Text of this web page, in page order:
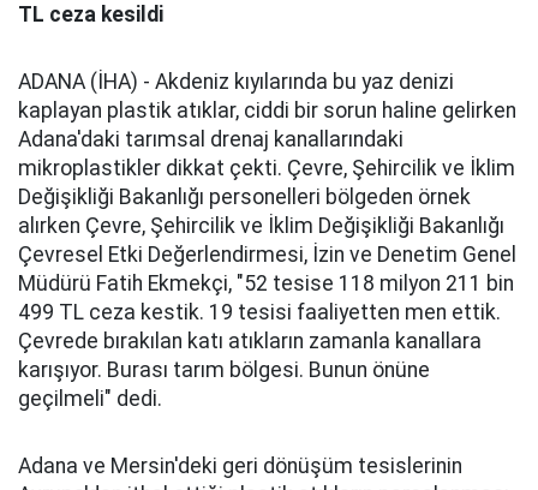
TL ceza kesildi
ADANA (İHA) - Akdeniz kıyılarında bu yaz denizi
kaplayan plastik atıklar, ciddi bir sorun haline gelirken
Adana'daki tarımsal drenaj kanallarındaki
mikroplastikler dikkat çekti. Çevre, Şehircilik ve İklim
Değişikliği Bakanlığı personelleri bölgeden örnek
alırken Çevre, Şehircilik ve İklim Değişikliği Bakanlığı
Çevresel Etki Değerlendirmesi, İzin ve Denetim Genel
Müdürü Fatih Ekmekçi, "52 tesise 118 milyon 211 bin
499 TL ceza kestik. 19 tesisi faaliyetten men ettik.
Çevrede bırakılan katı atıkların zamanla kanallara
karışıyor. Burası tarım bölgesi. Bunun önüne
geçilmeli" dedi.
Adana ve Mersin'deki geri dönüşüm tesislerinin